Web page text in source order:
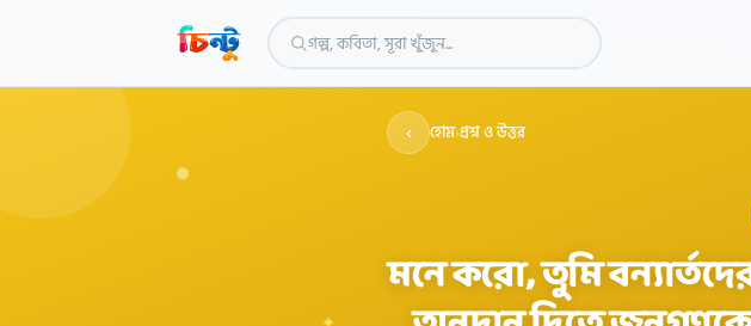
গল্প, কবিতা, সূরা খুঁজুন...
‹ হোম›প্রশ্ন ও উত্তর
মনে করো, তুমি